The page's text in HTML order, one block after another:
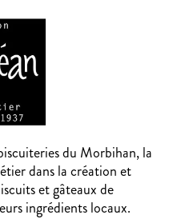
du Morbihan, la
dans la création et
et gâteaux de
ingrédients locaux.